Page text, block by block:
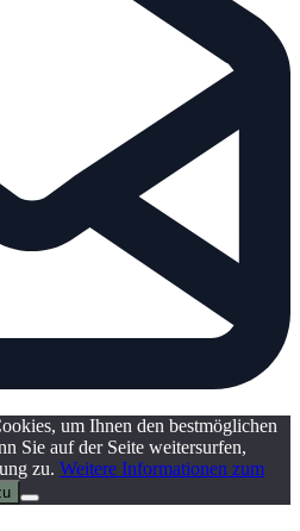
um Ihnen den bestmöglichen
Sie auf der Seite weitersurfen,
zu. Weitere Informationen zum